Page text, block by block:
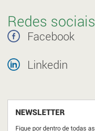
Redes sociais
Facebook
Linkedin
NEWSLETTER
Fique por dentro de todas